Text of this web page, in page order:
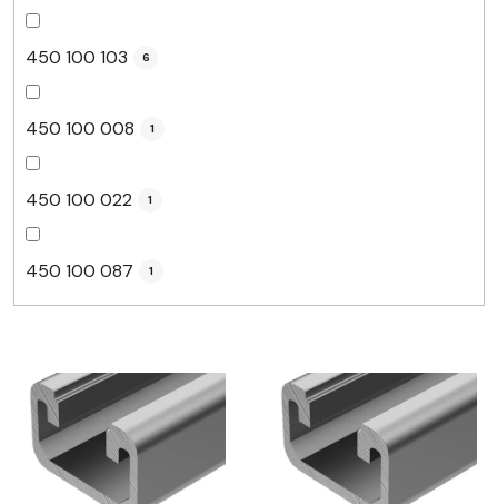
450 100 103 6
450 100 008 1
450 100 022 1
450 100 087 1